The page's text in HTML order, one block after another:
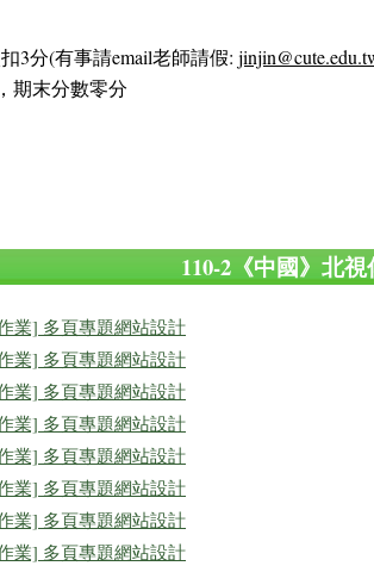
3分(有事請email老師請假:
期末分數零分
110-2《中國》北
業] 多頁專題網站設計
業] 多頁專題網站設計
業] 多頁專題網站設計
業] 多頁專題網站設計
業] 多頁專題網站設計
業] 多頁專題網站設計
業] 多頁專題網站設計
業] 多頁專題網站設計